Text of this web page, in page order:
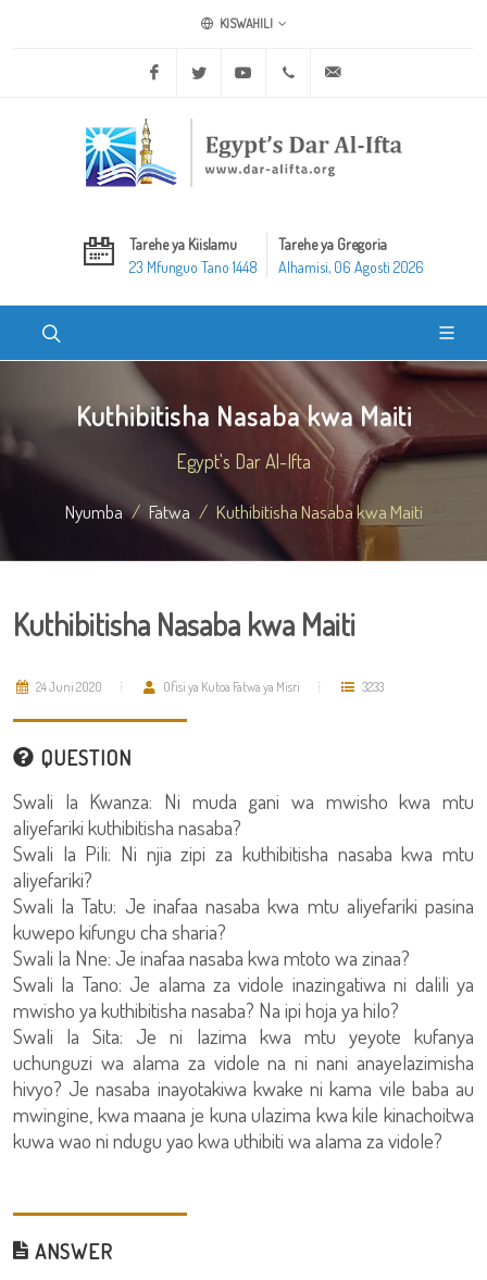
KISWAHILI
Facebook Twitter Youtube +20 2 25970400
Tarehe ya Kiislamu
23 Mfunguo Tano 1448
Tarehe ya Gregoria
Alhamisi, 06 Agosti 2026
Kuthibitisha Nasaba kwa Maiti
Egypt's Dar Al-Ifta
Nyumba Fatwa Kuthibitisha Nasaba kwa Maiti
Kuthibitisha Nasaba kwa Maiti
24 Juni 2020 Ofisi ya Kutoa Fatwa ya Misri 3233
QUESTION
Swali la Kwanza: Ni muda gani wa mwisho kwa mtu
aliyefariki kuthibitisha nasaba?
Swali la Pili: Ni njia zipi za kuthibitisha nasaba kwa mtu
aliyefariki?
Swali la Tatu: Je inafaa nasaba kwa mtu aliyefariki pasina
kuwepo kifungu cha sharia?
Swali la Nne: Je inafaa nasaba kwa mtoto wa zinaa?
Swali la Tano: Je alama za vidole inazingatiwa ni dalili ya
mwisho ya kuthibitisha nasaba? Na ipi hoja ya hilo?
Swali la Sita: Je ni lazima kwa mtu yeyote kufanya
uchunguzi wa alama za vidole na ni nani anayelazimisha
hivyo? Je nasaba inayotakiwa kwake ni kama vile baba au
mwingine, kwa maana je kuna ulazima kwa kile kinachoitwa
kuwa wao ni ndugu yao kwa uthibiti wa alama za vidole?
ANSWER